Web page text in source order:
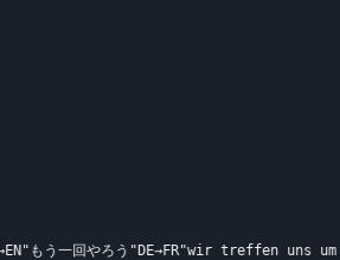
う一回やろう"DE→ FR"wir treffen uns um